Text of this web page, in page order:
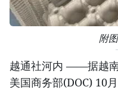
附
越通社河内 ——据越南
美国商务部(DOC) 10